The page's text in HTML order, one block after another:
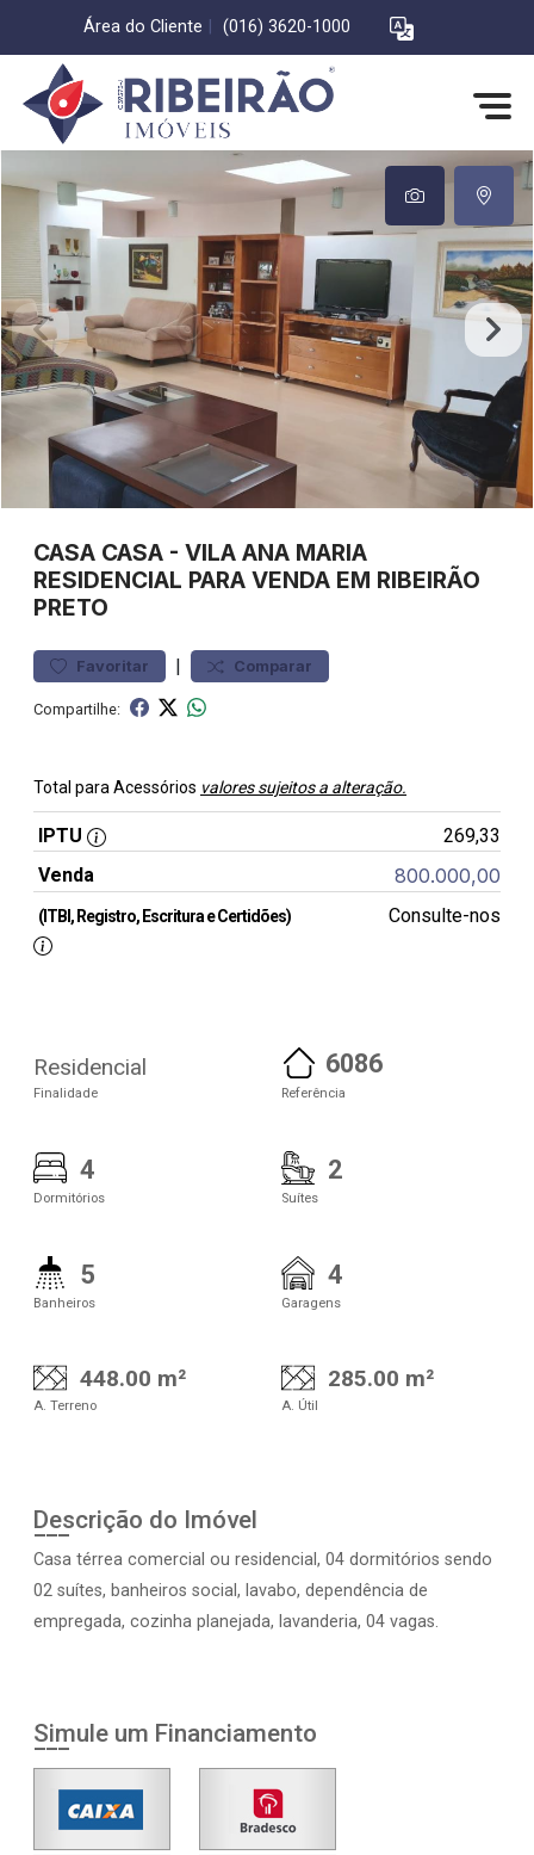
Área do Cliente (016) 3620-1000
CASA CASA - VILA ANA MARIA
RESIDENCIAL PARA VENDA EM RIBEIRÃO
PRETO
Favoritar | Comparar
Compartilhe:
Total para Acessórios valores sujeitos a alteração.
IPTU
269,33
Venda
800.000,00
(ITBI, Registro, Escritura e Certidões) Consulte-nos
Residencial
Finalidade
6086
Referência
4
Dormitórios
2
Suítes
5
Banheiros
4
Garagens
448.00 m²
A. Terreno
285.00 m²
A. Útil
Descrição do Imóvel
Casa térrea comercial ou residencial, 04 dormitórios sendo
02 suítes, banheiros social, lavabo, dependência de
empregada, cozinha planejada, lavanderia, 04 vagas.
Simule um Financiamento